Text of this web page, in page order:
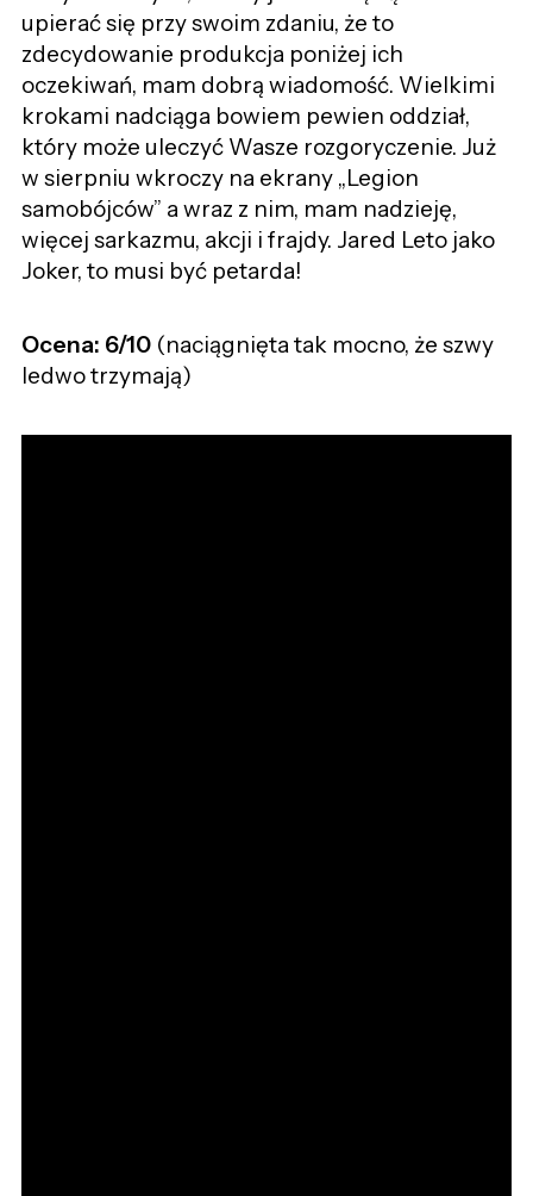
upierać się przy swoim zdaniu, że to
zdecydowanie produkcja poniżej ich
oczekiwań, mam dobrą wiadomość. Wielkimi
krokami nadciąga bowiem pewien oddział,
który może uleczyć Wasze rozgoryczenie. Już
w sierpniu wkroczy na ekrany „Legion
samobójców” a wraz z nim, mam nadzieję,
więcej sarkazmu, akcji i frajdy. Jared Leto jako
Joker, to musi być petarda!
Ocena: 6/10(naciągnięta tak mocno, że szwy
ledwo trzymają)